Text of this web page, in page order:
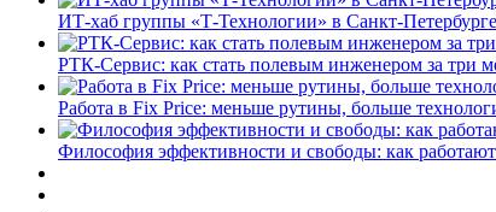
ИТ-хаб группы «Т-Технологии» в Санкт-
РТК-Сервис: как стать полевым инженером за три
Работа в Fix Price: меньше рутины, больше
Философия эффективности и свободы: как